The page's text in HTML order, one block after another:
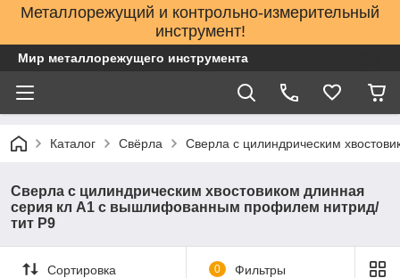
Металлорежущий и контрольно-измерительный
инструмент!
Мир металлорежущего инструмента
Каталог Свёрла Сверла с цилиндрическим
Сверла с цилиндрическим хвостовиком длинная
серия кл А1 с вышлифованным профилем нитрид/
тит Р9
Сортировка 0 Фильтры